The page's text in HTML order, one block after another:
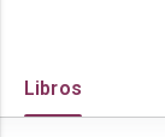
Libros